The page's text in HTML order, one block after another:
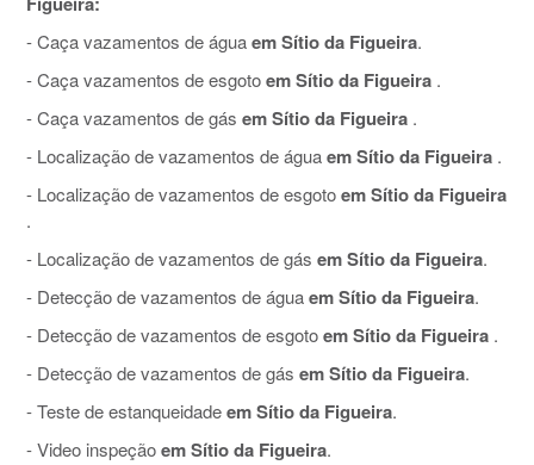
- Caça vazamentos de águaem Sítio da Figueira.
- Caça vazamentos de esgotoem Sítio da Figueira .
- Caça vazamentos de gás em Sítio da Figueira .
- Localização de vazamentos de águaem Sítio da Figueira .
- Localização de vazamentos de esgotoem Sítio da Figueira
.
- Localização de vazamentos de gás em Sítio da Figueira.
- Detecção de vazamentos de águaem Sítio da Figueira.
- Detecção de vazamentos de esgotoem Sítio da Figueira .
- Detecção de vazamentos de gás em Sítio da Figueira.
- Teste de estanqueidadeem Sítio da Figueira.
- Video inspeçãoem Sítio da Figueira.